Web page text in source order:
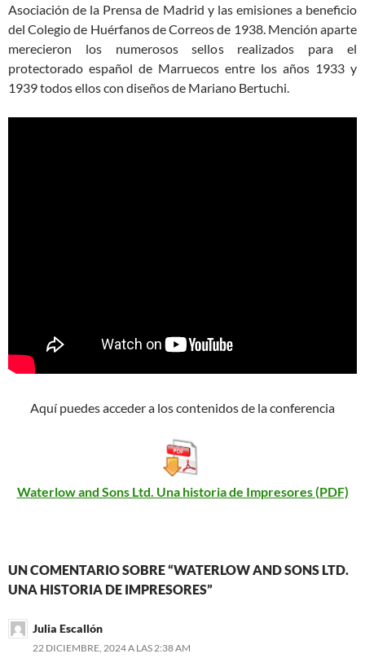
Asociación de la Prensa de Madrid y las emisiones a beneficio
del Colegio de Huérfanos de Correos de 1938. Mención aparte
merecieron los numerosos sellos realizados para el
protectorado español de Marruecos entre los años 1933 y
1939 todos ellos con diseños de Mariano Bertuchi.
Aquí puedes acceder a los contenidos de la conferencia
Waterlow and Sons Ltd. Una historia de Impresores (PDF)
UN COMENTARIO SOBRE “WATERLOW AND SONS LTD.
UNA HISTORIA DE IMPRESORES”
Julia Escallón
22 DICIEMBRE, 2024 A LAS 2:38 AM